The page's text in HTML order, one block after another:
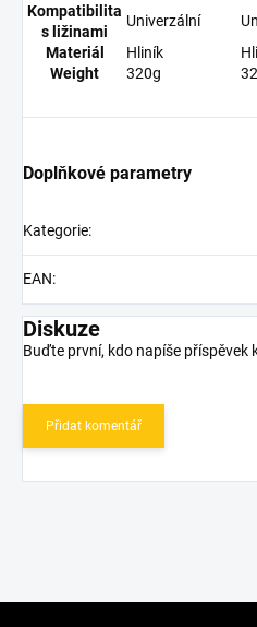
Kompatibilita
s ližinami
Univerzální
Materiál
Hliník
Weight
320g
Doplňkové parametry
Kategorie:
EAN:
Diskuze
Buďte první, kdo napíše příspěvek
Přidat komentář